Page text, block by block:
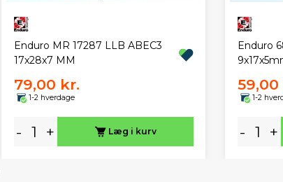
Enduro MR 17287 LLB ABEC3
17x28x7 MM
79,00 kr.
1-2 hverdage
- + Læg i kurv
Enduro
59,00
1-2
- +